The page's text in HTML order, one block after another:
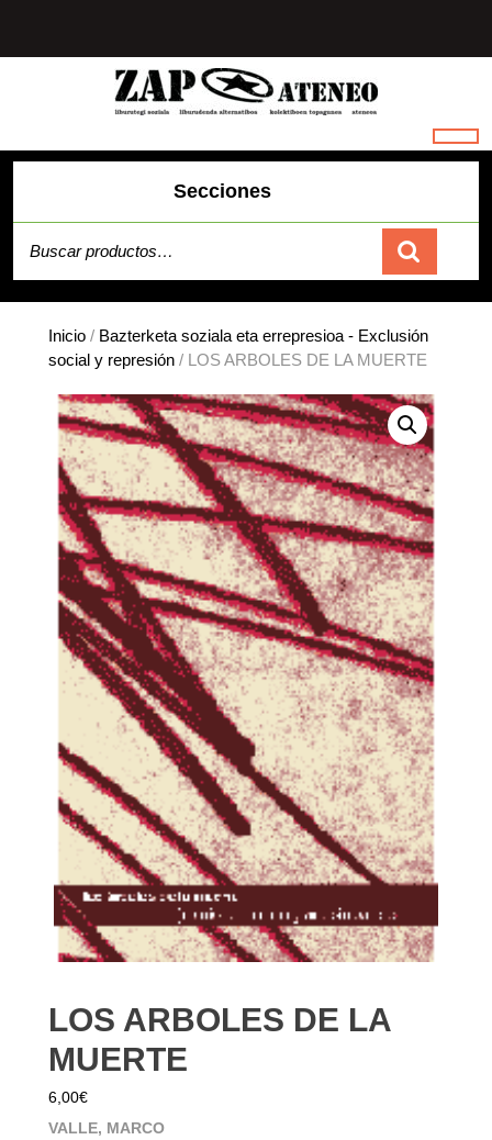
contenido
Secciones
Carrito
Inicio / Bazterketa soziala eta errepresioa - Exclusión
social y represión / LOS ARBOLES DE LA MUERTE
LOS ARBOLES DE LA
MUERTE
6,00€
VALLE, MARCO